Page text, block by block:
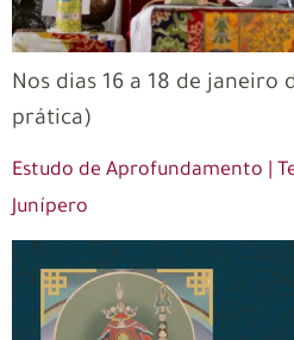
Nos dias 16 a 18 de janeiro
prática)
Estudo de Aprofundamento |
Junípero